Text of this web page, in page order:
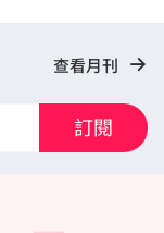
查看月刊
訂閱